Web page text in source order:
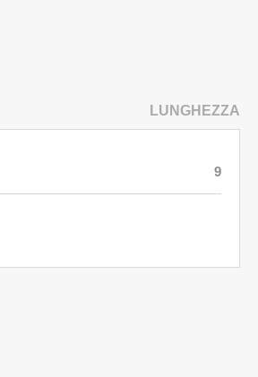
LUNGHEZZA
9